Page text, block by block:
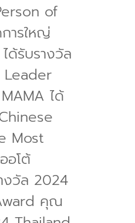
of
ารใหญ่
ด้รับรางวัล
ได้
Most
อโต้
งวัล 2024
คุณ